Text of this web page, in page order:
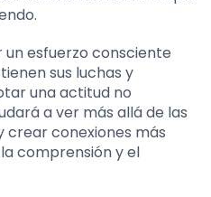
esfuerzo consciente
sus luchas y
una actitud no
a ver más allá de las
crear conexiones más
comprensión y el